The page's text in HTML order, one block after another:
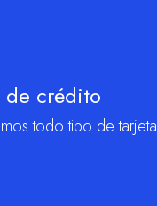
de crédito
todo tipo de